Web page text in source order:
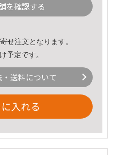
を確認する
せ注文となります。
予定です。
送料について
入れる